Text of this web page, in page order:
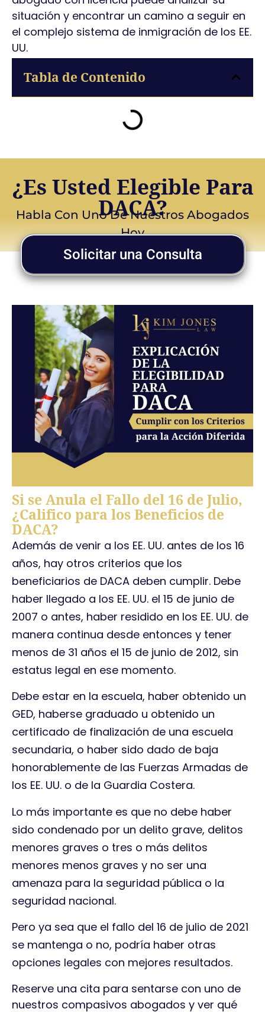
situación y encontrar un camino a seguir en
el complejo sistema de inmigración de los EE.
UU.
Tabla de Contenido
¿Es Usted Elegible Para
DACA?
Habla Con Uno De Nuestros Abogados
Hoy
Solicitar una Consulta
Si se Anula el Fallo del 16 de Julio,
¿Califico para los Beneficios de
DACA?
Además de venir a los EE. UU. antes de los 16
años, hay otros criterios que los
beneficiarios de DACA deben cumplir. Debe
haber llegado a los EE. UU. el 15 de junio de
2007 o antes, haber residido en los EE. UU. de
manera continua desde entonces y tener
menos de 31 años el 15 de junio de 2012, sin
estatus legal en ese momento.
Debe estar en la escuela, haber obtenido un
GED, haberse graduado u obtenido un
certificado de finalización de una escuela
secundaria, o haber sido dado de baja
honorablemente de las Fuerzas Armadas de
los EE. UU. o de la Guardia Costera.
Lo más importante es que no debe haber
sido condenado por un delito grave, delitos
menores graves o tres o más delitos
menores menos graves y no ser una
amenaza para la seguridad pública o la
seguridad nacional.
Pero ya sea que el fallo del 16 de julio de 2021
se mantenga o no, podría haber otras
opciones legales con mejores resultados.
Reserve una cita para sentarse con uno de
nuestros compasivos abogados y ver qué